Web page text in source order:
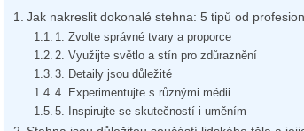
Jak nakreslit dokonalé stehna: 5 tipů od
1. Zvolte správné tvary a proporce
2. Využijte světlo a stín pro zdůraznění
3. Detaily jsou důležité
4. Experimentujte s různými médii
5. Inspirujte se skutečností i uměním